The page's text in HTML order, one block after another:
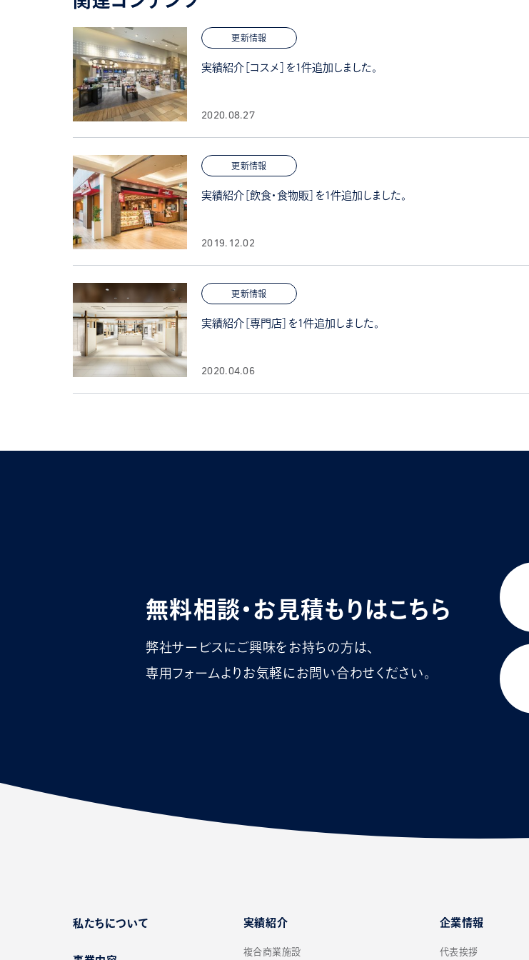
更新情報
実績紹介［コスメ］を1件追加しました。
2020.08.27
更新情報
実績紹介［飲食・食物販］を1件追加しました。
2019.12.02
更新情報
実績紹介［専門店］を1件追加しました。
2020.04.06
無料相談・お見積もりはこちら
弊社サービスにご興味をお持ちの方は、
専用フォームよりお気軽にお問い合わせください。
私たちについて 実績紹介
複合商業施設
企業情報
代表挨拶